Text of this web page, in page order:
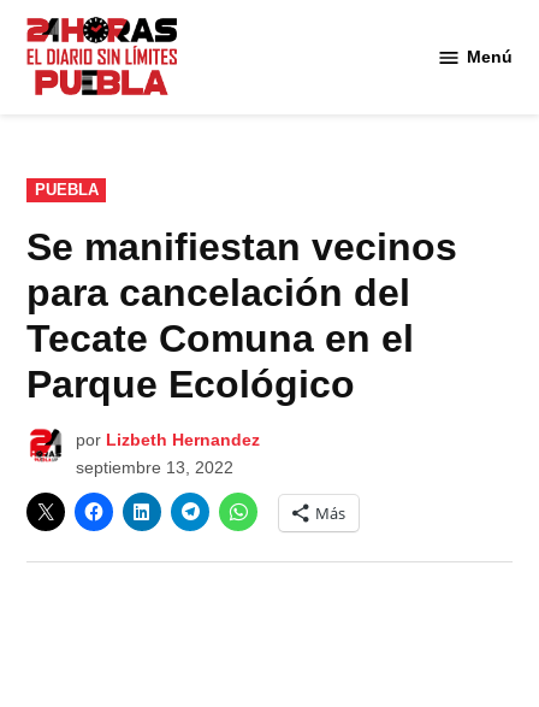
Saltar
contenido
Menú
PUBLICADO
EN
PUEBLA
Se manifiestan vecinos
para cancelación del
Tecate Comuna en el
Parque Ecológico
por Lizbeth Hernandez
septiembre 13, 2022
Más